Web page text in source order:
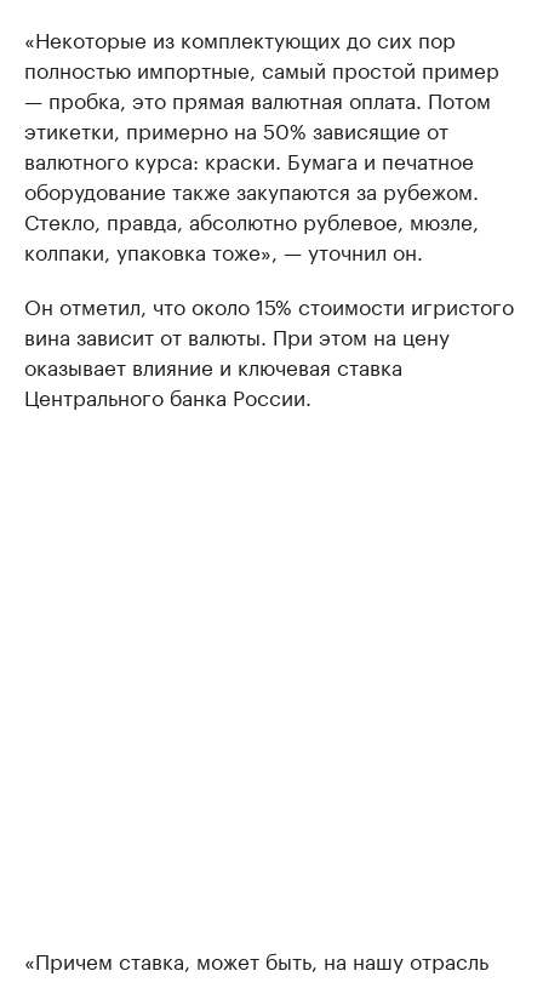
«Некоторые из комплектующих до сих пор
полностью импортные, самый простой пример
— пробка, это прямая валютная оплата. Потом
этикетки, примерно на 50% зависящие от
валютного курса: краски. Бумага и печатное
оборудование также закупаются за рубежом.
Стекло, правда, абсолютно рублевое, мюзле,
колпаки, упаковка тоже», — уточнил он.
Он отметил, что около 15% стоимости игристого
вина зависит от валюты. При этом на цену
оказывает влияние и ключевая ставка
Центрального банка России.
«Причем ставка, может быть, на нашу отрасль